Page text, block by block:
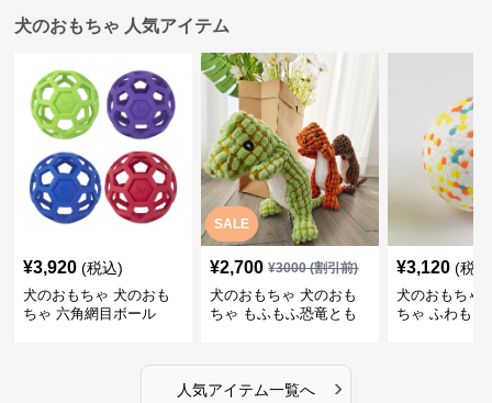
犬のおもちゃ 人気アイテム
¥3,920 (税込)
犬のおもちゃ 犬のおも
ちゃ 六角網目ボール
SALE
¥2,700 ¥3000(割引前)
犬のおもちゃ 犬のおも
ちゃ もふもふ恐竜とも
¥3,120 (税
犬のおもちゃ
ちゃ ふわもこ
人気アイテム一覧へ ›